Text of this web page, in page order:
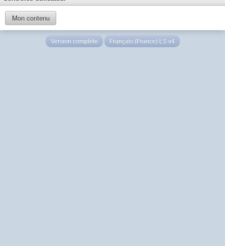
Mon contenu
Version complète Français (France) LS v4